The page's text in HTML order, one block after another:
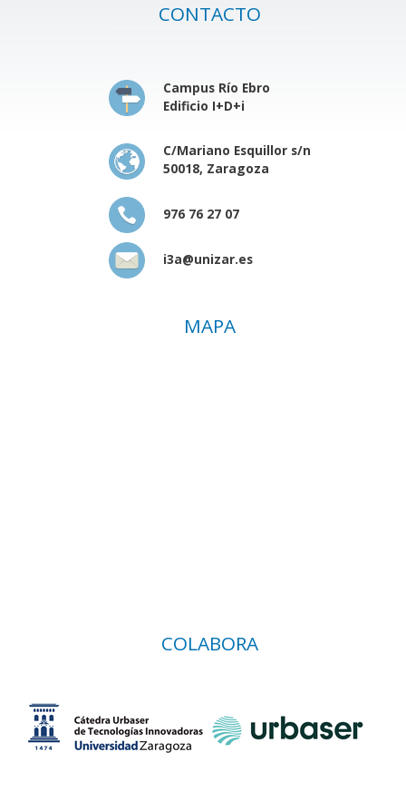
CONTACTO
Campus Río Ebro
Edificio I+D+i
C/Mariano Esquillor s/n
50018, Zaragoza
976 76 27 07
i3a@unizar.es
MAPA
COLABORA